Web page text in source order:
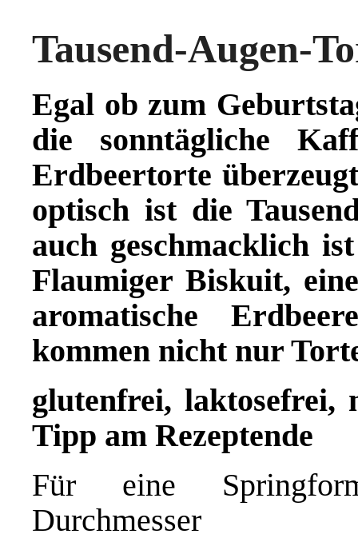
Tausend-Augen-
Egal ob zum
die sonntägliche
Erdbeertorte
optisch ist die
auch geschmacklich
Flaumiger Biskuit,
aromatische
kommen nicht nur
glutenfrei, laktosefrei,
Tipp am Rezeptende
Für eine
Durchmesser